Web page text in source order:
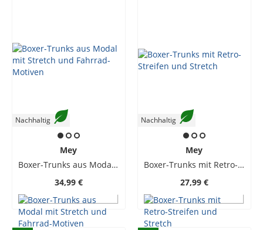
Nachhaltig
Mey
Boxer-Trunks aus Modal mit Stretch und Fahrrad-Motiven
34,99 €
Nachhaltig
Mey
Boxer-Trunks mit Retro-Streifen und Stretch
27,99 €